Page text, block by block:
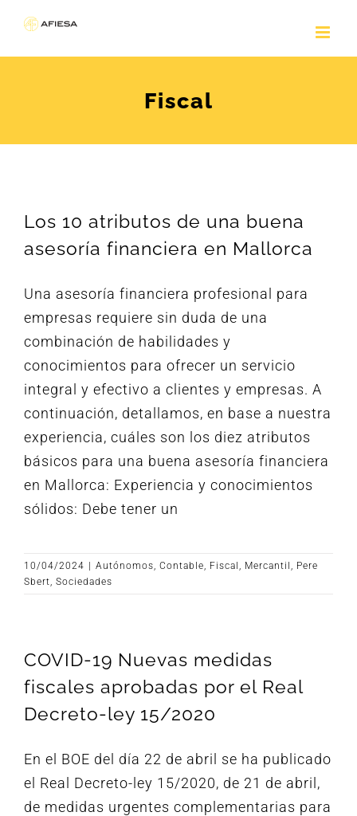
contenido
Fiscal
Los 10 atributos de una buena
asesoría financiera en Mallorca
Una asesoría financiera profesional para
empresas requiere sin duda de una
combinación de habilidades y
conocimientos para ofrecer un servicio
integral y efectivo a clientes y empresas. A
continuación, detallamos, en base a nuestra
experiencia, cuáles son los diez atributos
básicos para una buena asesoría financiera
en Mallorca: Experiencia y conocimientos
sólidos: Debe tener un
10/04/2024 Autónomos, Contable, Fiscal , Mercantil , Pere
Sbert, Sociedades
COVID-19 Nuevas medidas
fiscales aprobadas por el Real
Decreto-ley 15/2020
En el BOE del día 22 de abril se ha publicado
el Real Decreto-ley 15/2020, de 21 de abril,
de medidas urgentes complementarias para